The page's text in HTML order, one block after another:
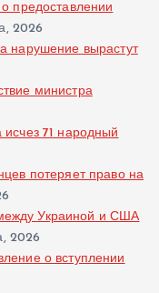
предоставлении
2026
нарушение вырастут
министра
71 народный
потеряет право на
Украиной и США
2026
о вступлении